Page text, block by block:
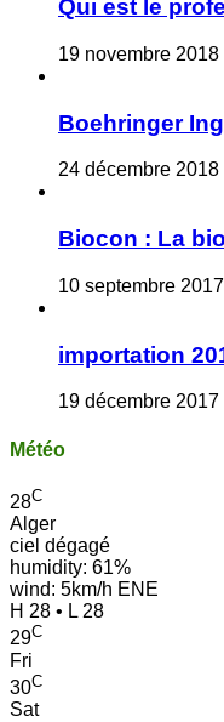
Qui est le
19 novembre 2018
Boehringer
24 décembre 2018
Biocon : La
10 septembre 2017
importation
19 décembre 2017
Météo
28C
Alger
ciel dégagé
humidity: 61%
wind: 5km/h ENE
H 28 • L 28
29C
Fri
30C
Sat